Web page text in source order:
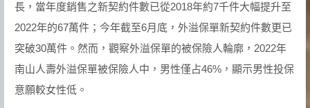
長，當年度銷售之新契約件數已從2018年約7千件大幅提升至
2022年的67萬件；今年截至6月底，外溢保單新契約件數更已
突破30萬件。然而，觀察外溢保單的被保險人輪廓，2022年
南山人壽外溢保單被保險人中，男性僅占46%，顯示男性投保
意願較女性低。